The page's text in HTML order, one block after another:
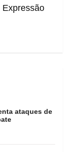
ataques de